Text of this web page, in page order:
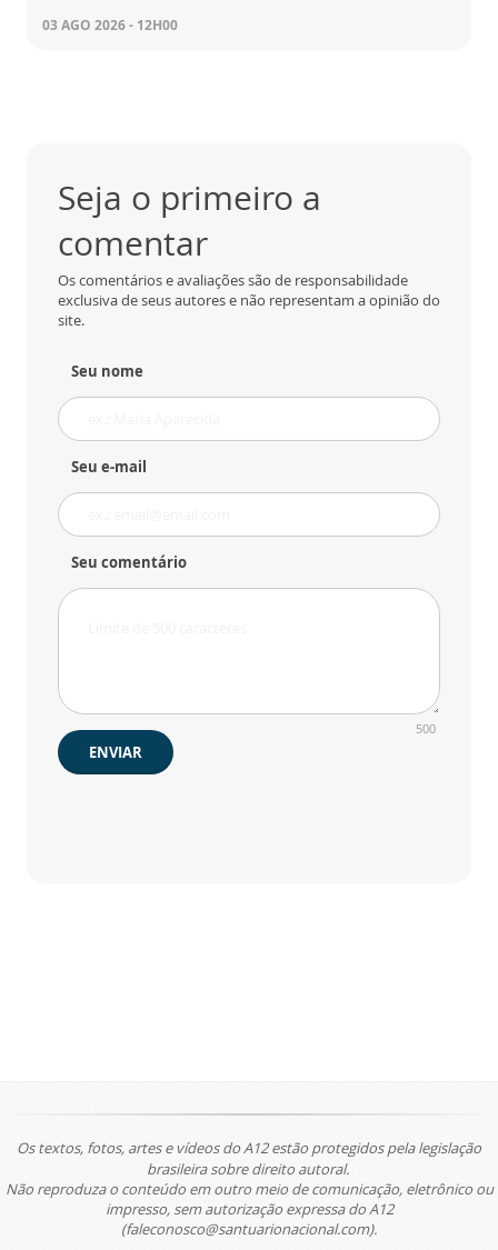
03 AGO 2026 - 12H00
Seja o primeiro a
comentar
Os comentários e avaliações são de responsabilidade
exclusiva de seus autores e não representam a opinião do
site.
Seu nome
Seu e-mail
Seu comentário
500
ENVIAR
Os textos, fotos, artes e vídeos do A12 estão protegidos pela legislação
brasileira sobre direito autoral.
Não reproduza o conteúdo em outro meio de comunicação, eletrônico ou
impresso, sem autorização expressa do A12
(faleconosco@santuarionacional.com).